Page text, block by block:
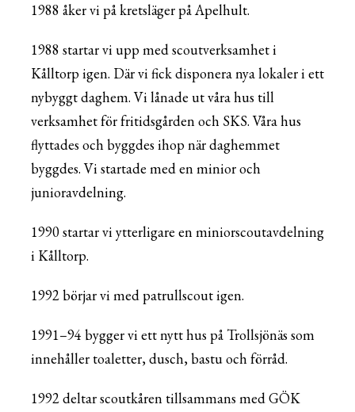
1988 åker vi på kretsläger på Apelhult.
1988 startar vi upp med scoutverksamhet i
Kålltorp igen. Där vi fick disponera nya lokaler i ett
nybyggt daghem. Vi lånade ut våra hus till
verksamhet för fritidsgården och SKS. Våra hus
flyttades och byggdes ihop när daghemmet
byggdes. Vi startade med en minior och
junioravdelning.
1990 startar vi ytterligare en miniorscoutavdelning
i Kålltorp.
1992 börjar vi med patrullscout igen.
1991–94 bygger vi ett nytt hus på Trollsjönäs som
innehåller toaletter, dusch, bastu och förråd.
1992 deltar scoutkåren tillsammans med GÖK